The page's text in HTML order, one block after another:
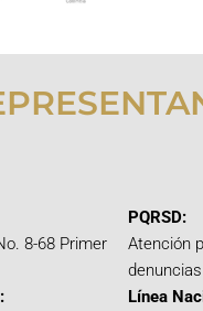
8-68 Primer
PQRSD:
Atención
denuncias
Línea